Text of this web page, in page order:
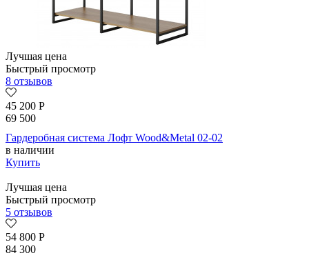
Лучшая цена
Быстрый просмотр
8 отзывов
45 200 Р
69 500
Гардеробная система Лофт Wood&Metal 02-02
в наличии
Купить
Лучшая цена
Быстрый просмотр
5 отзывов
54 800 Р
84 300